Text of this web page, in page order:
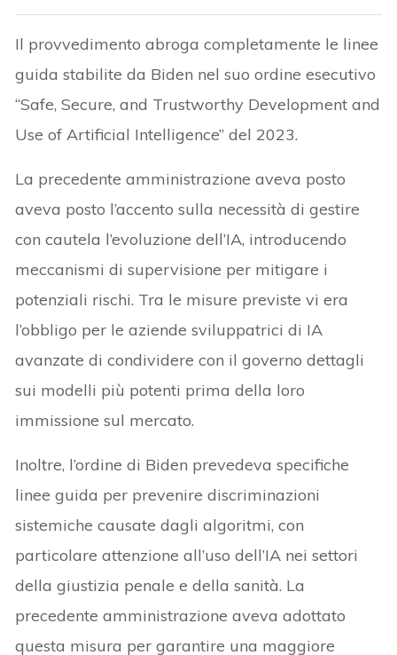
Il provvedimento abroga completamente le linee
guida stabilite da Biden nel suo ordine esecutivo
“Safe, Secure, and Trustworthy Development and
Use of Artificial Intelligence” del 2023.
La precedente amministrazione aveva posto
aveva posto l’accento sulla necessità di gestire
con cautela l’evoluzione dell’IA, introducendo
meccanismi di supervisione per mitigare i
potenziali rischi. Tra le misure previste vi era
l’obbligo per le aziende sviluppatrici di IA
avanzate di condividere con il governo dettagli
sui modelli più potenti prima della loro
immissione sul mercato.
Inoltre, l’ordine di Biden prevedeva specifiche
linee guida per prevenire discriminazioni
sistemiche causate dagli algoritmi, con
particolare attenzione all’uso dell’IA nei settori
della giustizia penale e della sanità. La
precedente amministrazione aveva adottato
questa misura per garantire una maggiore